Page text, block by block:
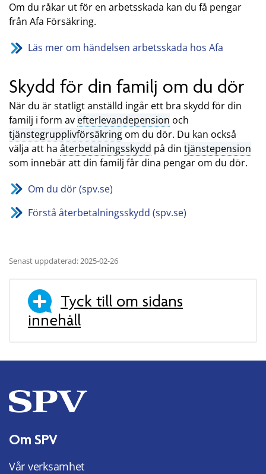
Om du råkar ut för en arbetsskada kan du få pengar
från Afa Försäkring.
Läs mer om händelsen arbetsskada hos Afa
Skydd för din familj om du dör
När du är statligt anställd ingår ett bra skydd för din
familj i form av efterlevandepension och
tjänstegrupplivförsäkring om du dör. Du kan också
välja att ha återbetalningsskydd på din tjänstepension
som innebär att din familj får dina pengar om du dör.
Om du dör (spv.se)
Förstå återbetalningsskydd (spv.se)
Senast uppdaterad: 2025-02-26
Tyck till om sidans
innehåll
Om SPV
Vår verksamhet